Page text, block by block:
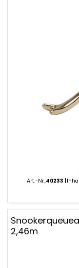
Art.-Nr.:40233
2,46m